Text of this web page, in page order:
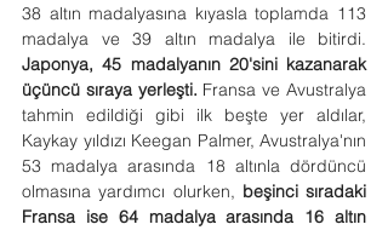
38 altın madalyasına kıyasla toplamda 113
Japonya, 45 madalyanın 20'sini kazanarak
üçüncü sıraya yerleşti. Fransa ve Avustralya
tahmin edildiği gibi ilk beşte yer aldılar,
Kaykay yıldızı Keegan Palmer, Avustralya'nın
53 madalya arasında 18 altınla dördüncü
olmasına yardımcı olurken, beşinci sıradaki
Fransa ise 64 madalya arasında 16 altın